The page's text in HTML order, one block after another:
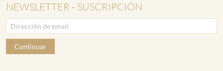
NEWSLETTER - SUSCRIPCIÓN
Continuar